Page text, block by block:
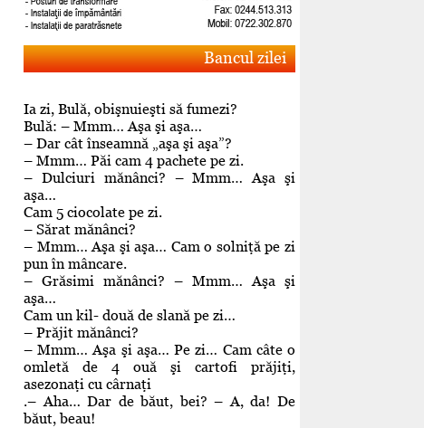
Bancul zilei
Ia zi, Bulă, obişnuieşti să fumezi?
Bulă: – Mmm… Aşa şi aşa…
– Dar cât înseamnă „aşa şi aşa”?
– Mmm… Păi cam 4 pachete pe zi.
– Dulciuri mănânci? – Mmm… Aşa şi
aşa…
Cam 5 ciocolate pe zi.
– Sărat mănânci?
– Mmm… Aşa şi aşa… Cam o solniţă pe zi
pun în mâncare.
– Grăsimi mănânci? – Mmm… Aşa şi
aşa…
Cam un kil- două de slană pe zi…
– Prăjit mănânci?
– Mmm… Aşa şi aşa… Pe zi… Cam câte o
omletă de 4 ouă şi cartofi prăjiţi,
asezonaţi cu cârnaţi
.– Aha… Dar de băut, bei? – A, da! De
băut, beau!